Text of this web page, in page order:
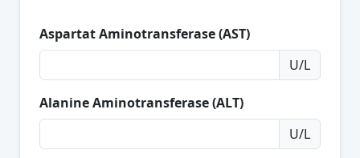
Aspartat Aminotransferase (AST)
U/L
Alanine Aminotransferase (ALT)
U/L